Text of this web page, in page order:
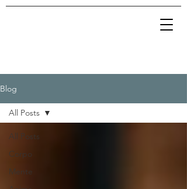
Blog
All Posts
Corpo
Mente
All Posts